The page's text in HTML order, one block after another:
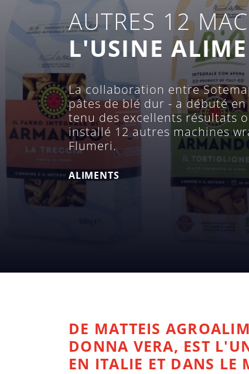
AUTRES 12
L'USINE
La collaboration entre
pâtes de blé dur - a débuté
tenu des excellents résultats
installé 12 autres machines
Flumeri.
ALIMENTS
DE MATTEIS
DONNA VERA, EST
EN ITALIE ET DANS LE